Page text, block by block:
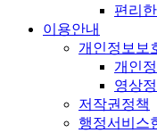
편리
이용안내
개인정보보
개인
영상
저작권정책
행정서비스